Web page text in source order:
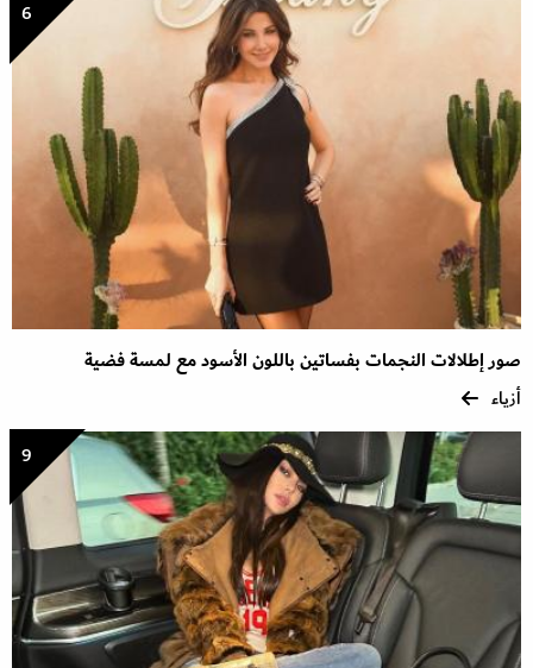
6
صور إطلالات النجمات بفساتين باللون الأسود مع لمسة فضية
أزياء
9